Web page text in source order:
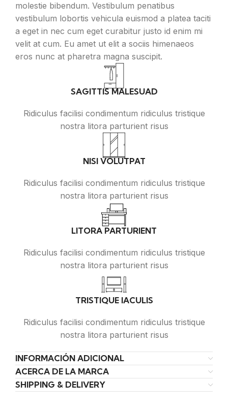
molestie bibendum. Vestibulum penatibus
vestibulum lobortis vehicula euismod a platea taciti
a eget in nec cum eget curabitur justo id enim mi
velit at cum. Eu amet ut elit a sociis himenaeos
eros nunc at pharetra magna suscipit.
SAGITTIS MALESUAD
Ridiculus facilisi condimentum ridiculus tristique
nostra litora parturient risus
NISI VOLUTPAT
Ridiculus facilisi condimentum ridiculus tristique
nostra litora parturient risus
LITORA PARTURIENT
Ridiculus facilisi condimentum ridiculus tristique
nostra litora parturient risus
TRISTIQUE IACULIS
Ridiculus facilisi condimentum ridiculus tristique
nostra litora parturient risus
INFORMACIÓN ADICIONAL
ACERCA DE LA MARCA
SHIPPING & DELIVERY